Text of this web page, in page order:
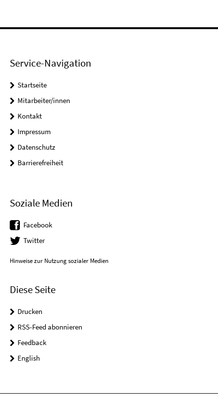
Service-Navigation
Startseite
Mitarbeiter/innen
Kontakt
Impressum
Datenschutz
Barrierefreiheit
Soziale Medien
Facebook
Twitter
Hinweise zur Nutzung sozialer Medien
Diese Seite
Drucken
RSS-Feed abonnieren
Feedback
English